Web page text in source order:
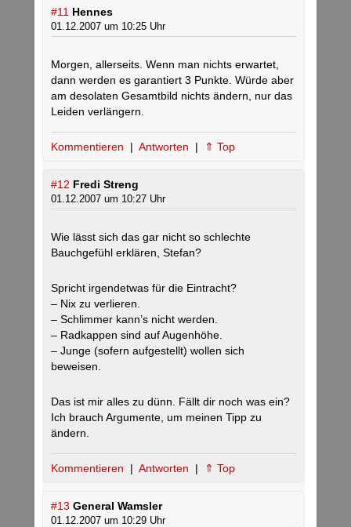
#11 Hennes
01.12.2007 um 10:25 Uhr
Morgen, allerseits. Wenn man nichts erwartet,
dann werden es garantiert 3 Punkte. Würde aber
am desolaten Gesamtbild nichts ändern, nur das
Leiden verlängern.
Kommentieren | Antworten | ⇑ Top
#12 Fredi Streng
01.12.2007 um 10:27 Uhr
Wie lässt sich das gar nicht so schlechte
Bauchgefühl erklären, Stefan?
Spricht irgendetwas für die Eintracht?
– Nix zu verlieren.
– Schlimmer kann’s nicht werden.
– Radkappen sind auf Augenhöhe.
– Junge (sofern aufgestellt) wollen sich
beweisen.
Das ist mir alles zu dünn. Fällt dir noch was ein?
Ich brauch Argumente, um meinen Tipp zu
ändern.
Kommentieren | Antworten | ⇑ Top
#13 General Wamsler
01.12.2007 um 10:29 Uhr